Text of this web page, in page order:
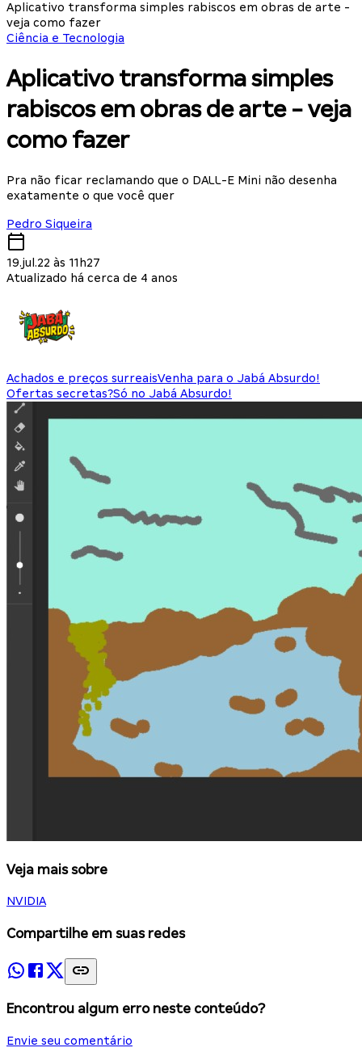
Aplicativo transforma simples rabiscos em obras de arte -
veja como fazer
Ciência e Tecnologia
Aplicativo transforma simples
rabiscos em obras de arte - veja
como fazer
Pra não ficar reclamando que o DALL-E Mini não desenha
exatamente o que você quer
Pedro Siqueira
19.jul.22 às 11h27
Atualizado há cerca de 4 anos
Achados e preços surreaisVenha para o Jabá Absurdo!
Ofertas secretas?Só no Jabá Absurdo!
Veja mais sobre
NVIDIA
Compartilhe em suas redes
Encontrou algum erro neste conteúdo?
Envie seu comentário